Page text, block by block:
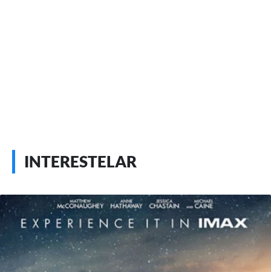
INTERESTELAR